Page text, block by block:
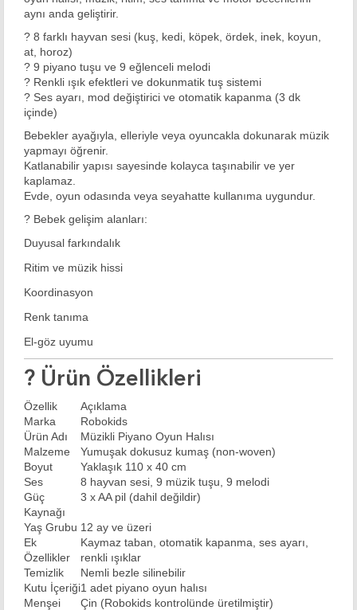
aynı anda geliştirir.
? 8 farklı hayvan sesi (kuş, kedi, köpek, ördek, inek, koyun,
at, horoz)
? 9 piyano tuşu ve 9 eğlenceli melodi
? Renkli ışık efektleri ve dokunmatik tuş sistemi
? Ses ayarı, mod değiştirici ve otomatik kapanma (3 dk
içinde)
Bebekler ayağıyla, elleriyle veya oyuncakla dokunarak müzik
yapmayı öğrenir.
Katlanabilir yapısı sayesinde kolayca taşınabilir ve yer
kaplamaz.
Evde, oyun odasında veya seyahatte kullanıma uygundur.
? Bebek gelişim alanları:
Duyusal farkındalık
Ritim ve müzik hissi
Koordinasyon
Renk tanıma
El-göz uyumu
? Ürün Özellikleri
Özellik
Açıklama
Marka
Robokids
Ürün Adı
Müzikli Piyano Oyun Halısı
Malzeme
Yumuşak dokusuz kumaş (non-woven)
Boyut
Yaklaşık 110 x 40 cm
Ses
8 hayvan sesi, 9 müzik tuşu, 9 melodi
Güç
Kaynağı
3 x AA pil (dahil değildir)
Yaş Grubu 12 ay ve üzeri
Ek
Özellikler
Kaymaz taban, otomatik kapanma, ses ayarı,
renkli ışıklar
Temizlik
Nemli bezle silinebilir
Kutu İçeriği1 adet piyano oyun halısı
Menşei
Çin (Robokids kontrolünde üretilmiştir)